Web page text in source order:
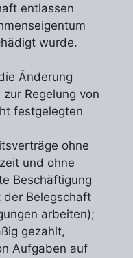
entlassen
wurde.
Änderung
Regelung von
festgelegten
ohne
und ohne
Beschäftigung
der Belegschaft
arbeiten);
gezahlt,
Aufgaben auf